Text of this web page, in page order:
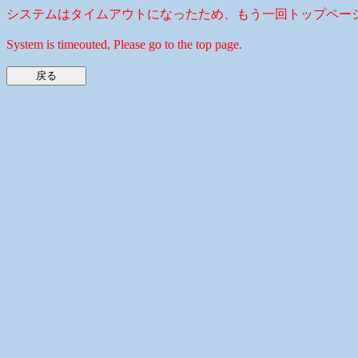
システムはタイムアウトになったため、もう一回トップペー
System is timeouted, Please go to the top page.